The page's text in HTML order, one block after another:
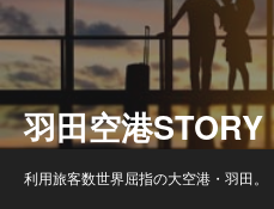
羽田空港STORY
利用旅客数世界屈指の大空港・羽田。